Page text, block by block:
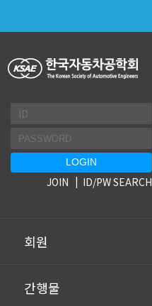
회원
간행물
JOIN ID/PW SEARCH